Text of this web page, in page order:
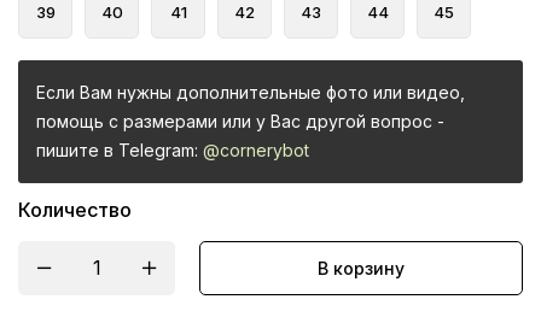
39 40 41 42 43 44 45
Если Вам нужны дополнительные фото или видео,
помощь с размерами или у Вас другой вопрос -
пишите в Telegram: @cornerybot
Количество
В корзину